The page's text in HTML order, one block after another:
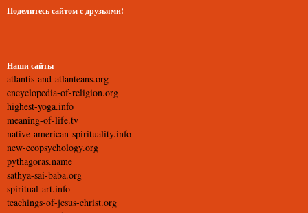
Поделитесь сайтом с друзьями!
Наши сайты
atlantis-and-atlanteans.org
encyclopedia-of-religion.org
highest-yoga.info
meaning-of-life.tv
native-american-spirituality.info
new-ecopsychology.org
pythagoras.name
sathya-sai-baba.org
spiritual-art.info
teachings-of-jesus-christ.org